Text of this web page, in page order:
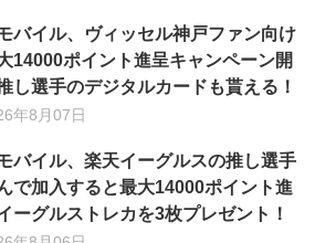
バイル、ヴィッセル神戸ファン向け
14000ポイント進呈キャンペーン開
し選手のデジタルカードも貰える！
年8月07日
バイル、楽天イーグルスの推し選手
で加入すると最大14000ポイント進
ーグルストレカを3枚プレゼント！